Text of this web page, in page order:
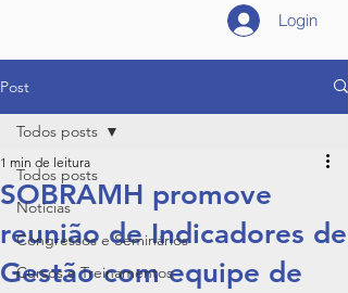
Login
Post
Todos posts
Notícias
Congressos e Seminários
Cursos e Treinamentos
Todos posts
SOBRAMH promove
reunião de Indicadores de
Gestão com equipe de
1 min de leitura